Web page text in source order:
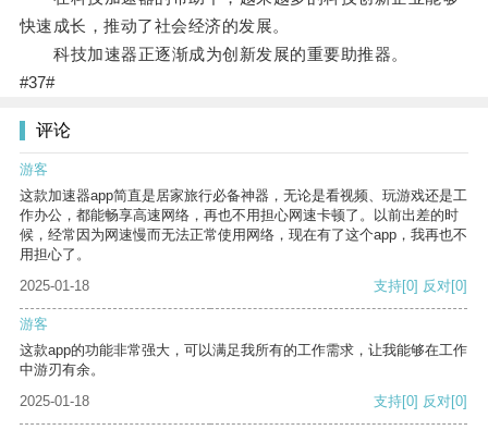
快速成长，推动了社会经济的发展。
科技加速器正逐渐成为创新发展的重要助推器。
#37#
评论
游客
这款加速器app简直是居家旅行必备神器，无论是看视频、玩游戏还是工
作办公，都能畅享高速网络，再也不用担心网速卡顿了。以前出差的时
候，经常因为网速慢而无法正常使用网络，现在有了这个app，我再也不
用担心了。
2025-01-18
支持[0] 反对[0]
游客
这款app的功能非常强大，可以满足我所有的工作需求，让我能够在工作
中游刃有余。
2025-01-18
支持[0] 反对[0]